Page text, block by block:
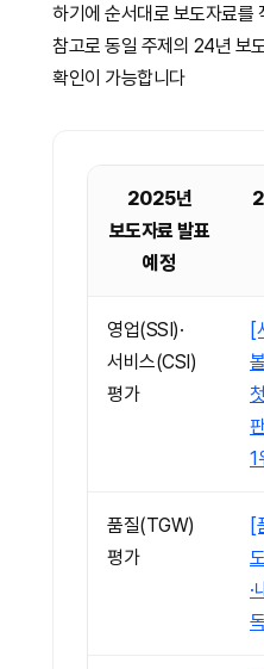
하기에 순서대로 보도자료를
참고로 동일 주제의 24년 보
확인이 가능합니다
2025년
보도자료 발표
예정
영업(SSI)·
서비스(CSI)
평가
[
1
품질(TGW)
평가
[
·